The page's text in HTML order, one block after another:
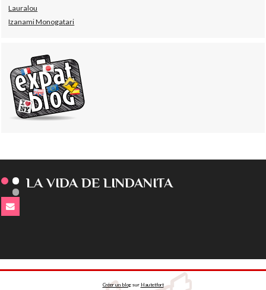
Lauralou
Izanami Monogatari
LA VIDA DE LINDANITA
Créer un blogsur Hautetfort